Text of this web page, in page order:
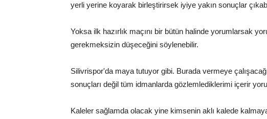
yerli yerine koyarak birleştirirsek iyiye yakın sonuçlar
Yoksa ilk hazırlık maçını bir bütün halinde yorumlarsak
gerekmeksizin düşeceğini söylenebilir.
Silivrispor'da maya tutuyor gibi. Burada vermeye
sonuçları değil tüm idmanlarda gözlemlediklerimi içerir
Kaleler sağlamda olacak yine kimsenin aklı kalede